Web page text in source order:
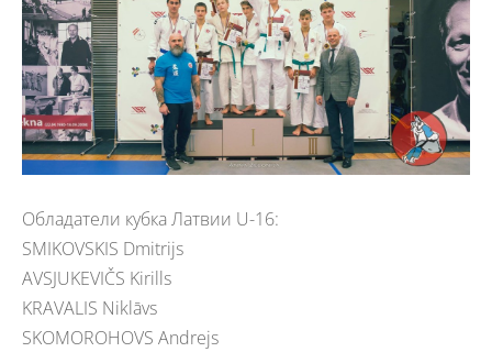
Обладатели кубка Латвии U-16:
SMIKOVSKIS Dmitrijs
AVSJUKEVIČS Kirills
KRAVALIS Niklāvs
SKOMOROHOVS Andrejs